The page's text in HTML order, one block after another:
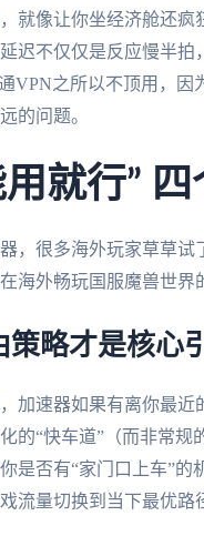
就像让你坐经济舱还疯
迟不仅仅是反应慢半
VPN之所以不顶用，
的问题。
就行”
，很多海外玩家草草
海外畅玩国服魔兽世界
策略才是核心
加速器如果有离你最
的“快车道”（而非常
是否有“家门口上车”
流量切换到当下最优路